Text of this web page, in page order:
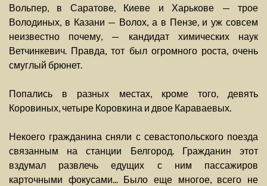
Вольпер, в Саратове, Киеве и Харькове — трое
Володиных, в Казани — Волох, а в Пензе, и уж совсем
неизвестно почему, — кандидат химических наук
Ветчинкевич. Правда, тот был огромного роста, очень
смуглый брюнет.
Попались в разных местах, кроме того, девять
Коровиных, четыре Коровкина и двое Караваевых.
Некоего гражданина сняли с севастопольского поезда
связанным на станции Белгород. Гражданин этот
вздумал развлечь едущих с ним пассажиров
карточными фокусами... Было еще многое, всего не